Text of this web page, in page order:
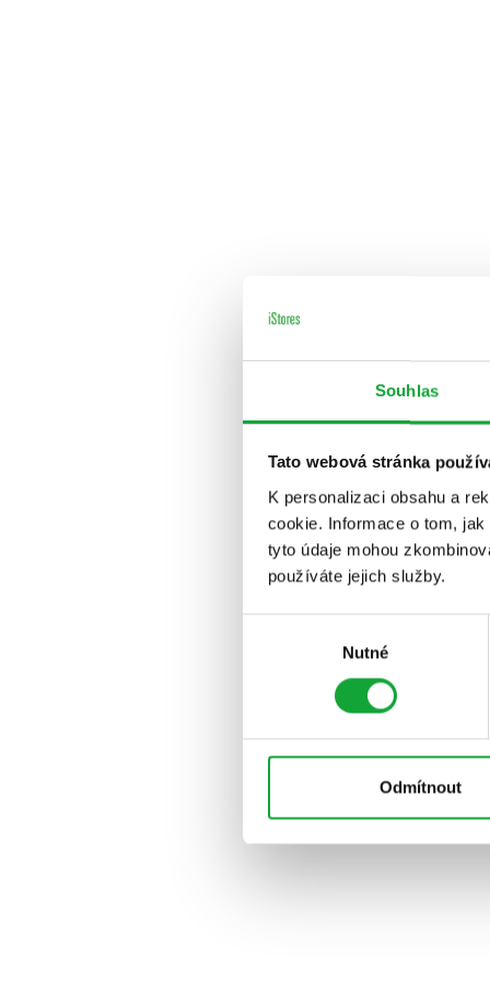
Souhlas
Tato webová stránka
K personalizaci obsahu a
cookie. Informace o tom,
tyto údaje mohou
používáte jejich služby.
Nutné
Odmítnout